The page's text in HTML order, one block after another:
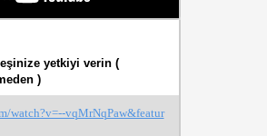
yetkiyi verin (
)
watch?v=--vqMrNqPaw&featur